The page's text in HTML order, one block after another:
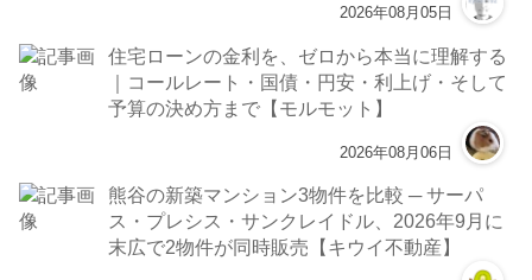
2026年08月05日
住宅ローンの金利を、ゼロから本当に理解する
｜コールレート・国債・円安・利上げ・そして
予算の決め方まで【モルモット】
2026年08月06日
熊谷の新築マンション3物件を比較 ─ サーパ
ス・プレシス・サンクレイドル、2026年9月に
末広で2物件が同時販売【キウイ不動産】